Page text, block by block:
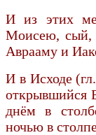
И из этих
Моисею, сый,
Аврааму и
И в Исходе
открывшийся
днём в
ночью в